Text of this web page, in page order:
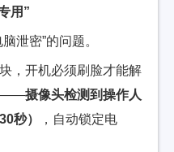
用”
泄密”的问题。
，开机必须刷脸才能解
——摄像头检测到操作人
秒）
，自动锁定电